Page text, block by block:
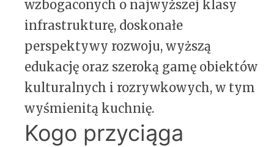
wzbogaconych o najwyższej klasy
infrastrukturę, doskonałe
perspektywy rozwoju, wyższą
edukację oraz szeroką gamę obiektów
kulturalnych i rozrywkowych, w tym
wyśmienitą kuchnię.
Kogo przyciąga